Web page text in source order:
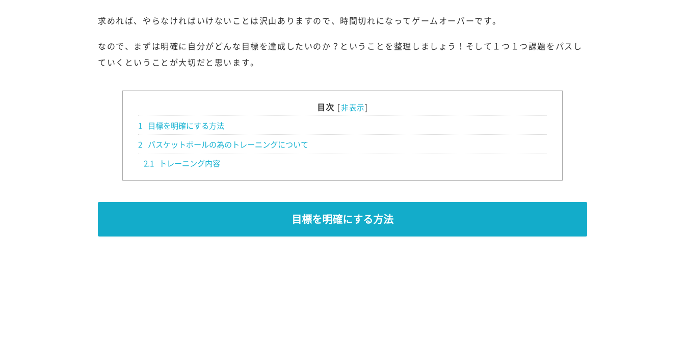
求めれば、やらなければいけないことは沢山ありますので、時間切れになってゲームオーバーです。
なので、まずは明確に自分がどんな目標を達成したいのか？ということを整理しましょう！そして１つ１つ課題をパスし
ていくということが大切だと思います。
目次 [非表示]
1 目標を明確にする方法
2 バスケットボールの為のトレーニングについて
2.1
トレーニング内容
目標を明確にする方法